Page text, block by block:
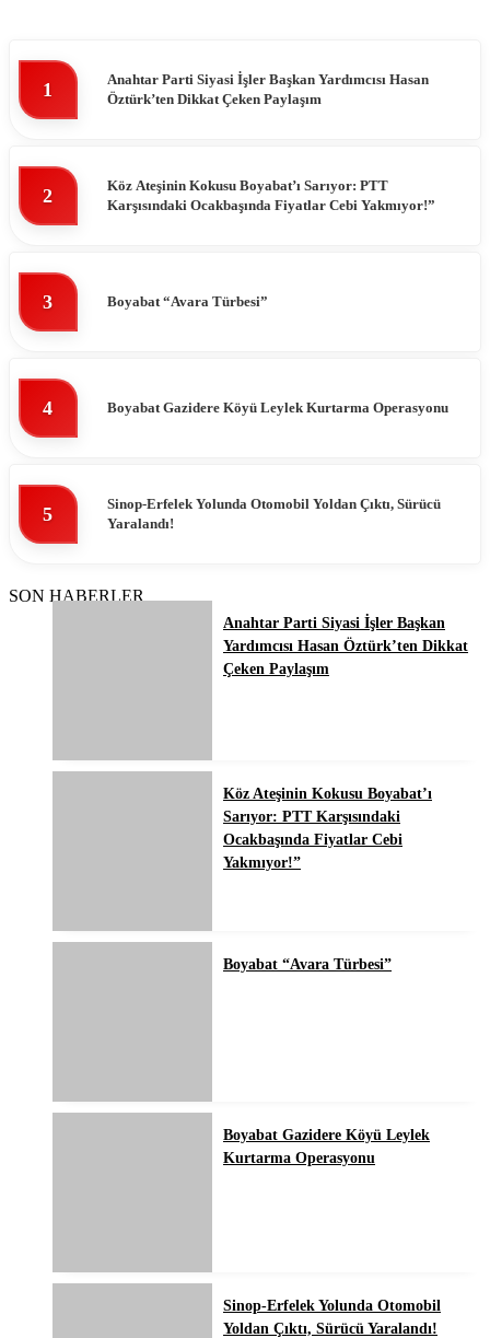
1
Anahtar Parti Siyasi İşler Başkan Yardımcısı Hasan
Öztürk’ten Dikkat Çeken Paylaşım
2
Köz Ateşinin Kokusu Boyabat’ı Sarıyor: PTT
Karşısındaki Ocakbaşında Fiyatlar Cebi Yakmıyor!”
3 Boyabat “Avara Türbesi”
4 Boyabat Gazidere Köyü Leylek Kurtarma Operasyonu
5
Sinop-Erfelek Yolunda Otomobil Yoldan Çıktı, Sürücü
Yaralandı!
SON HABERLER
Anahtar Parti Siyasi İşler Başkan
Yardımcısı Hasan Öztürk’ten Dikkat
Çeken Paylaşım
Köz Ateşinin Kokusu Boyabat’ı
Sarıyor: PTT Karşısındaki
Ocakbaşında Fiyatlar Cebi
Yakmıyor!”
Boyabat “Avara Türbesi”
Boyabat Gazidere Köyü Leylek
Kurtarma Operasyonu
Sinop-Erfelek Yolunda Otomobil
Yoldan Çıktı, Sürücü Yaralandı!